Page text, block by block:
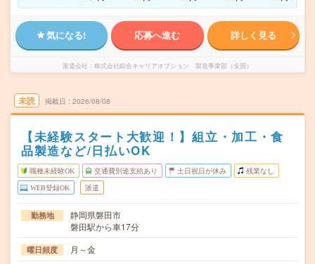
気になる! 応募へ進む 詳しく見る
派遣会社 株式会社綜合キャリアオプション 製造事業部（全国）
未読 掲載日 2026/08/08
【未経験スタート大歓迎！】組立・加工・食
品製造など/日払いOK
職種未経験OK 交通費別途支給あり 土日祝日が休み 残業なし
WEB登録OK 派遣
勤務地
静岡県磐田市
磐田駅から車17分
曜日頻度 月～金